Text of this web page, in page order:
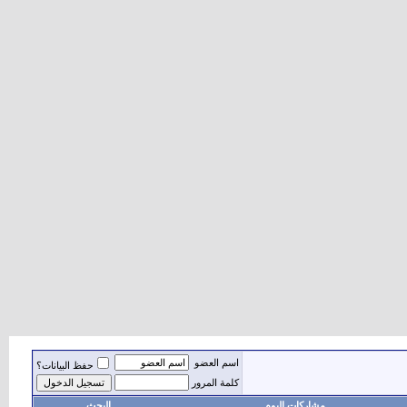
اسم العضو
حفظ البيانات؟
كلمة المرور